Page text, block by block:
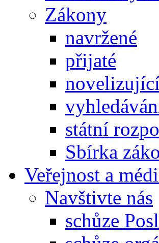
Zákony
navržené
přijaté
státní
Sbírka
Veřejnost a
Navštivte nás
schůze